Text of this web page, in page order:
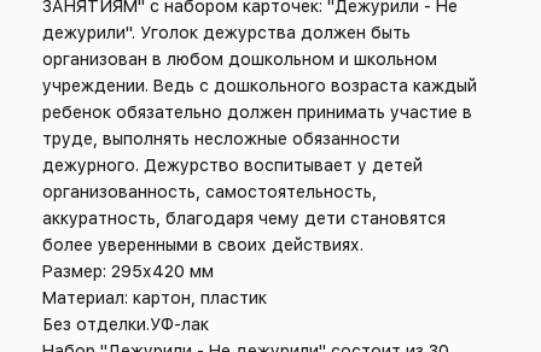
ЗАНЯТИЯМ" с набором карточек: "Дежурили - Не
дежурили". Уголок дежурства должен быть
организован в любом дошкольном и школьном
учреждении. Ведь с дошкольного возраста каждый
ребенок обязательно должен принимать участие в
труде, выполнять несложные обязанности
дежурного. Дежурство воспитывает у детей
организованность, самостоятельность,
аккуратность, благодаря чему дети становятся
более уверенными в своих действиях.
Размер: 295х420 мм
Материал: картон, пластик
Без отделки.УФ-лак